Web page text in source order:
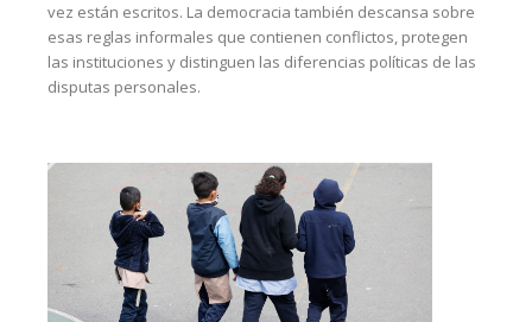
vez están escritos. La democracia también descansa sobre
esas reglas informales que contienen conflictos, protegen
las instituciones y distinguen las diferencias políticas de las
disputas personales.